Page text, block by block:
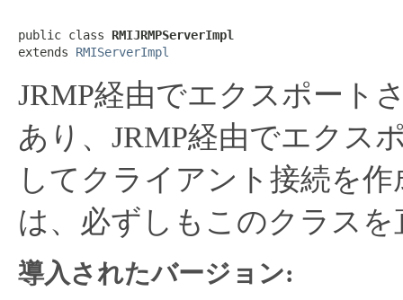
public class RMIJRMPServerImpl
extends RMIServerImpl
JRMP経由でエクスポート
あり、JRMP経由でエクス
してクライアント接続を
は、必ずしもこのクラス
導入されたバージョン: